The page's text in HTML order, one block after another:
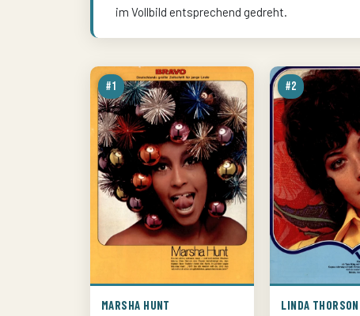
im Vollbild entsprechend gedreht.
#1
MARSHA HUNT
#2
LINDA THORSON